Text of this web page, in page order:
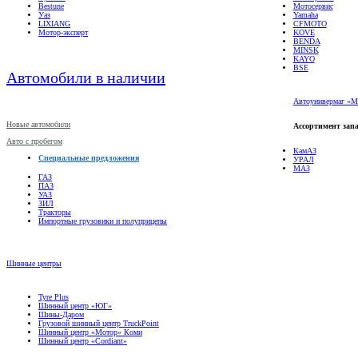
Bestune
Уаз
LIXIANG
Мотор-эксперт
Автомобили в наличии
Новые автомобили
Авто с пробегом
Специальные предложения
Мотосервис
Yamaha
CFMOTO
KOVE
BENDA
MINSK
KAYO
BSE
Автоунивермаг
Ассортимент
КамАЗ
УРАЛ
МАЗ
ГАЗ
ПАЗ
УАЗ
ЗИЛ
Тракторы
Импортные грузовики и полуприцепы
Шинные центры
Tyre Plus
Шинный центр «ЮГ»
Шины-Даром
Грузовой шинный центр TruckPoint
Шинный центр «Мотор» Коми
Шинный центр «Cordiant»